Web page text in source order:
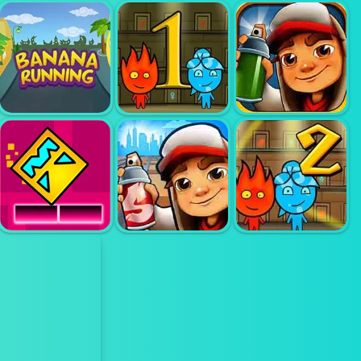
GRINDCRAFT
GRINDCRAFT
REMASTERIZED
GETTING OVER
SNOW
BANANA
RUNNING
FIREBOY AND
WATERGIRL 1
FOREST
TEMPLE
SUBWAY
SURFER
LONDON